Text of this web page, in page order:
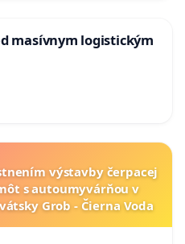
masívnym logistickým
výstavby čerpacej
s autoumyvárňou v
Grob - Čierna Voda